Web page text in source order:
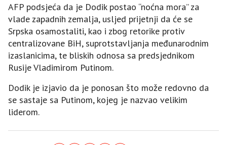
AFP podsjeća da je Dodik postao “noćna mora” za
vlade zapadnih zemalja, usljed prijetnji da će se
Srpska osamostaliti, kao i zbog retorike protiv
centralizovane BiH, suprotstavljanja međunarodnim
izaslanicima, te bliskih odnosa sa predsjednikom
Rusije Vladimirom Putinom.
Dodik je izjavio da je ponosan što može redovno da
se sastaje sa Putinom, kojeg je nazvao velikim
liderom.